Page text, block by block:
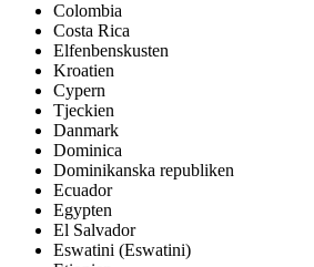
Colombia
Costa Rica
Elfenbenskusten
Kroatien
Cypern
Tjeckien
Danmark
Dominica
Dominikanska republiken
Ecuador
Egypten
El Salvador
Eswatini (Eswatini)